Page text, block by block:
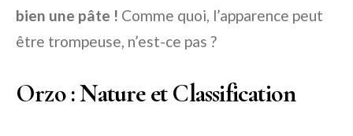
bien une pâte ! Comme quoi, l’apparence peut
être trompeuse, n’est-ce pas ?
Orzo : Nature et Classification